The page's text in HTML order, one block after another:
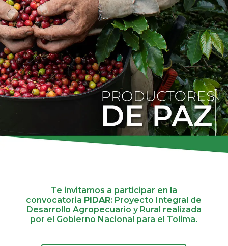
Te invitamos a participar en la
convocatoria PIDAR: Proyecto Integral de
Desarrollo Agropecuario y Rural realizada
por el Gobierno Nacional para el Tolima.